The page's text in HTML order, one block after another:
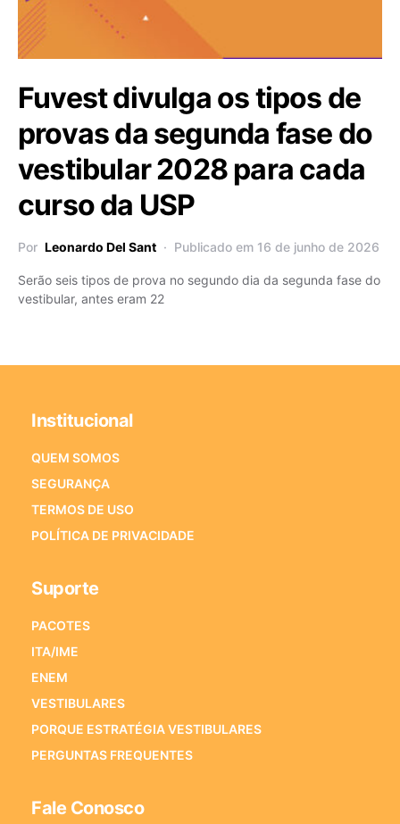
Fuvest divulga os tipos de
provas da segunda fase do
vestibular 2028 para cada
curso da USP
Por Leonardo Del Sant Publicado em 16 de junho de 2026
Serão seis tipos de prova no segundo dia da segunda fase do
vestibular, antes eram 22
Institucional
QUEM SOMOS
SEGURANÇA
TERMOS DE USO
POLÍTICA DE PRIVACIDADE
Suporte
PACOTES
ITA/IME
ENEM
VESTIBULARES
PORQUE ESTRATÉGIA VESTIBULARES
PERGUNTAS FREQUENTES
Fale Conosco